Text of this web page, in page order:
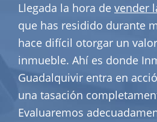
Llegada la hora de vender
que has residido durante
hace difícil otorgar un
inmueble. Ahí es donde
Guadalquivir entra en
una tasación
Evaluaremos